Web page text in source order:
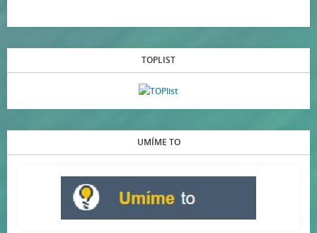
TOPLIST
UMÍME TO